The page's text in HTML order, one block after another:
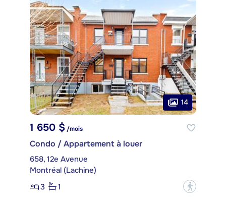
14
1 650 $/mois
Condo / Appartement à louer
658, 12e Avenue
Montréal (Lachine)
3
1 ?